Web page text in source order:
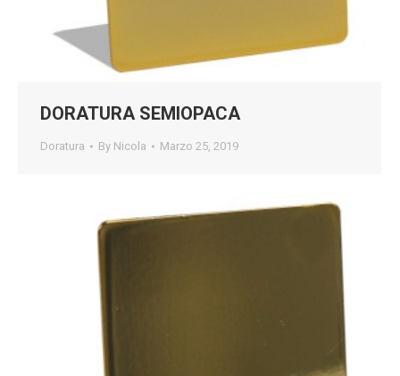
DORATURA SEMIOPACA
Doratura By Nicola Marzo 25, 2019